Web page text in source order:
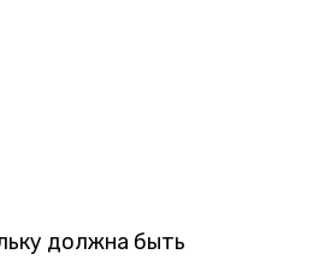
должна быть